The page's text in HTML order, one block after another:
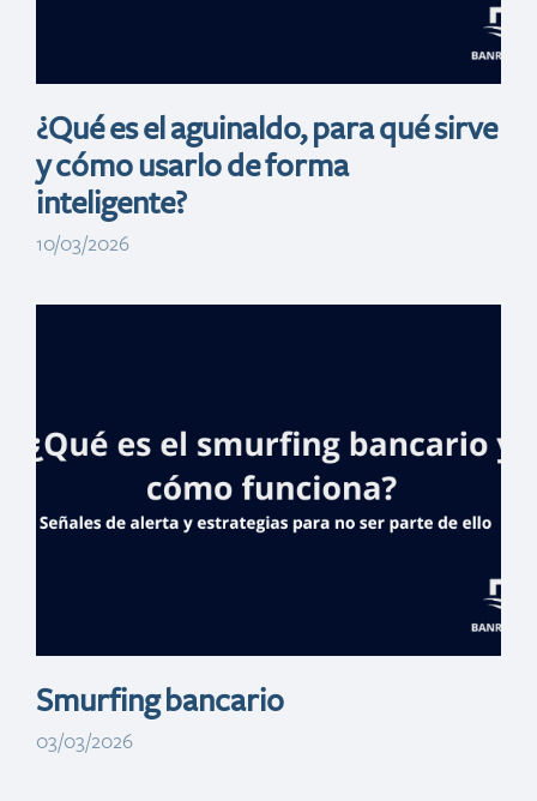
¿Qué es el aguinaldo, para qué sirve
y cómo usarlo de forma
inteligente?
10/03/2026
Banreservas llega
a estudiantes del
Smurfing bancario
03/03/2026